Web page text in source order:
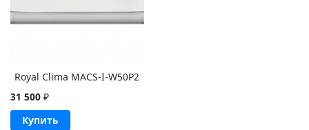
Royal Clima MACS-I-W50P2
31 500 ₽
Купить